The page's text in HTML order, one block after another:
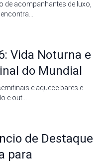
acompanhantes de luxo,
Vida Noturna e
do Mundial
e aquece bares e
e out...
de Destaque
para